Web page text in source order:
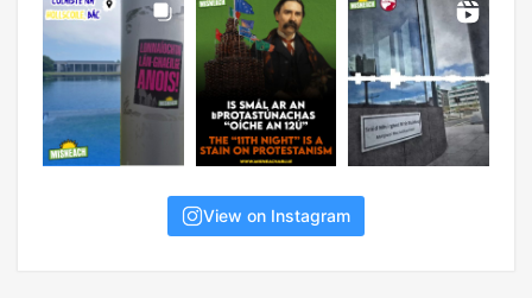
View on Instagram